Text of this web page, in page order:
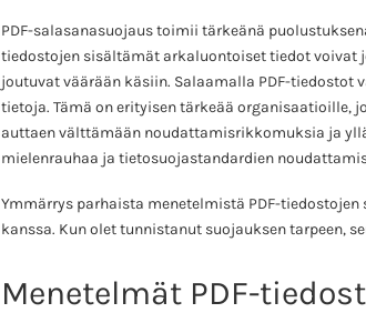
PDF-salasanasuojaus toimii tärkeänä
tiedostojen sisältämät arkaluontoiset tiedot
joutuvat väärään käsiin. Salaamalla PDF-
tietoja. Tämä on erityisen tärkeää
auttaen välttämään noudattamisrikkomuksia ja
mielenrauhaa ja tietosuojastandardien
Ymmärrys parhaista menetelmistä PDF-
kanssa. Kun olet tunnistanut suojauksen tarpeen,
Menetelmät PDF-